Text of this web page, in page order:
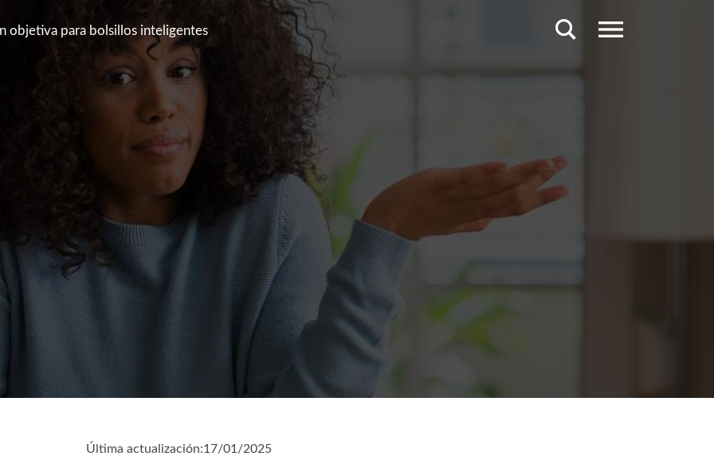
objetiva para bolsillos inteligentes
Última actualización:17/01/2025